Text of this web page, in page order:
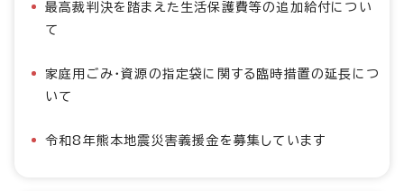
最高裁判決を踏まえた生活保護費等の追加給付につい
て
家庭用ごみ・資源の指定袋に関する臨時措置の延長につ
いて
令和8年熊本地震災害義援金を募集しています